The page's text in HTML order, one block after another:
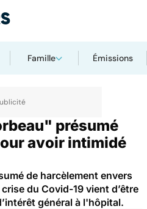
Famille Émissions
présumé
avoir intimidé
de harcèlement envers
du Covid-19 vient d’être
général à l'hôpital.